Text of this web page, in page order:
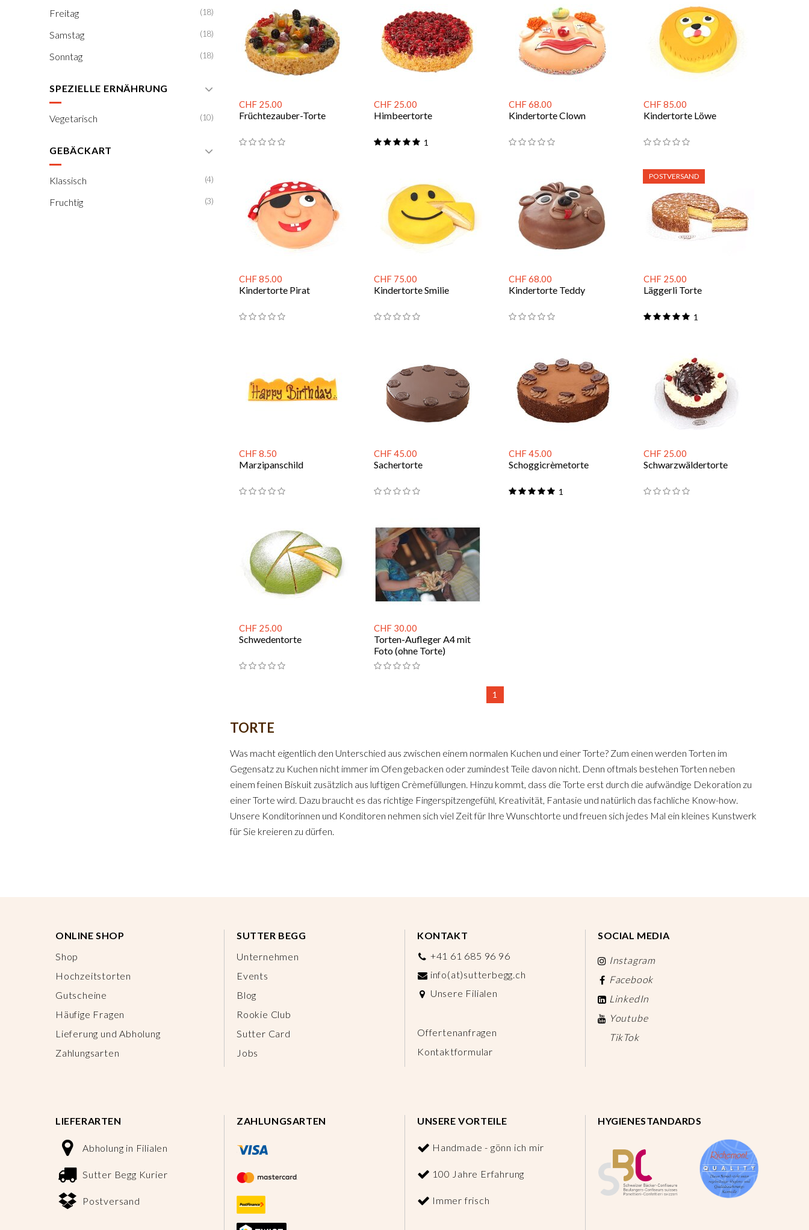
Freitag (18)
Samstag (18)
Sonntag (18)
SPEZIELLE ERNÄHRUNG
Vegetarisch (10)
GEBÄCKART
Klassisch (4)
Fruchtig (3)
CHF 25.00
Früchtezauber-Torte
CHF 25.00
Himbeertorte
1
CHF 68.00
Kindertorte Clown
CHF 85.00
Kindertorte Löwe
CHF 85.00
Kindertorte Pirat
CHF 75.00
Kindertorte Smilie
CHF 68.00
Kindertorte Teddy
CHF 25.00
Läggerli Torte
1
POSTVERSAND
CHF 8.50
Marzipanschild
CHF 45.00
Sachertorte
CHF 45.00
Schoggicrèmetorte
1
CHF 25.00
Schwarzwäldertorte
CHF 25.00
Schwedentorte
CHF 30.00
Torten-Aufleger A4 mit
Foto (ohne Torte)
1
TORTE
Was macht eigentlich den Unterschied aus zwischen einem normalen Kuchen und einer Torte? Zum einen werden Torten im
Gegensatz zu Kuchen nicht immer im Ofen gebacken oder zumindest Teile davon nicht. Denn oftmals bestehen Torten neben
einem feinen Biskuit zusätzlich aus luftigen Crèmefüllungen. Hinzu kommt, dass die Torte erst durch die aufwändige Dekoration zu
einer Torte wird. Dazu braucht es das richtige Fingerspitzengefühl, Kreativität, Fantasie und natürlich das fachliche Know-how.
Unsere Konditorinnen und Konditoren nehmen sich viel Zeit für Ihre Wunschtorte und freuen sich jedes Mal ein kleines Kunstwerk
für Sie kreieren zu dürfen.
ONLINE SHOP
Shop
Hochzeitstorten
Gutscheine
Häufige Fragen
Lieferung und Abholung
Zahlungsarten
SUTTER BEGG
Unternehmen
Events
Blog
Rookie Club
Sutter Card
Jobs
KONTAKT
+41 61 685 96 96
info(at)sutterbegg.ch
Unsere Filialen
Offertenanfragen
Kontaktformular
SOCIAL MEDIA
Instagram
Facebook
LinkedIn
Youtube
TikTok
LIEFERARTEN
Abholung in Filialen
Sutter Begg Kurier
Postversand
ZAHLUNGSARTEN UNSERE VORTEILE
Handmade - gönn ich mir
100 Jahre Erfahrung
Immer frisch
HYGIENESTANDARDS